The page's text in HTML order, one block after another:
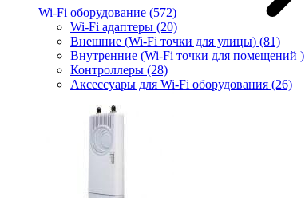
Wi-Fi оборудование (572)
Wi-Fi адаптеры (20)
Внешние (Wi-Fi точки для улицы) (81)
Внутренние (Wi-Fi точки для помещений )
Контроллеры (28)
Аксессуары для Wi-Fi оборудования (26)